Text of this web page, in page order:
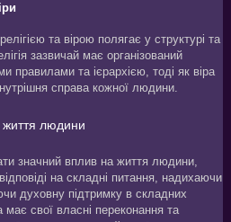
та вірою полягає у структурі та
зазвичай має організований
правилами та ієрархією, тоді як віра
справа кожної людини.
життя людини
значний вплив на життя людини,
на складні питання, надихаючи
духовну підтримку в складних
свої власні переконання та